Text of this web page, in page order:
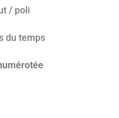
/ poli
du temps